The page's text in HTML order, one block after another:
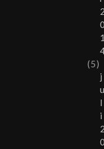
(5)
j
l
i